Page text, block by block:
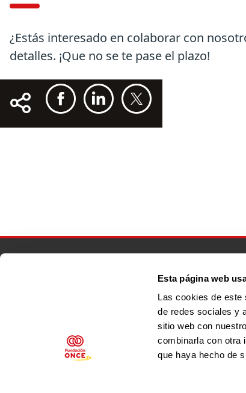
Esta página web
Las cookies de este
de redes sociales y
sitio web con
combinarla con otra
que haya hecho de
¿Estás interesado en colaborar con
detalles. ¡Que no se te pase el plazo!
Menú footer principal
Menú footer secundario